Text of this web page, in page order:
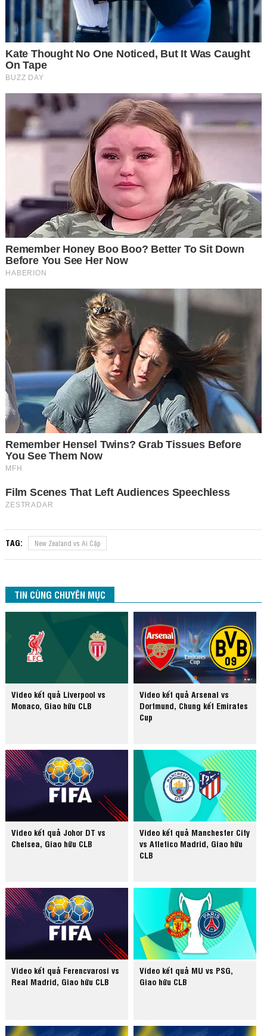
TAG: New Zealand vs Ai Cập
TIN CÙNG CHUYÊN MỤC
Video kết quả Liverpool vs
Monaco, Giao hữu CLB
Video kết quả Arsenal vs
Dortmund, Chung kết Emirates
Cup
Video kết quả Johor DT vs
Chelsea, Giao hữu CLB
Video kết quả Manchester City
vs Atletico Madrid, Giao hữu
CLB
Video kết quả Ferencvarosi vs
Real Madrid, Giao hữu CLB
Video kết quả MU vs PSG,
Giao hữu CLB